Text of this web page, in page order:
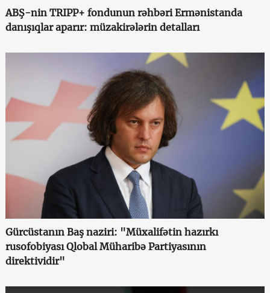
ABŞ-nin TRIPP+ fondunun rəhbəri Ermənistanda
danışıqlar aparır: müzakirələrin detalları
Gürcüstanın Baş naziri: "Müxalifətin hazırkı
rusofobiyası Qlobal Müharibə Partiyasının
direktividir"